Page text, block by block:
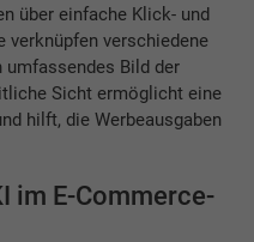
über einfache Klick- und
verknüpfen verschiedene
Bild der
Sicht ermöglicht eine
hilft, die Werbeausgaben
im E-Commerce-